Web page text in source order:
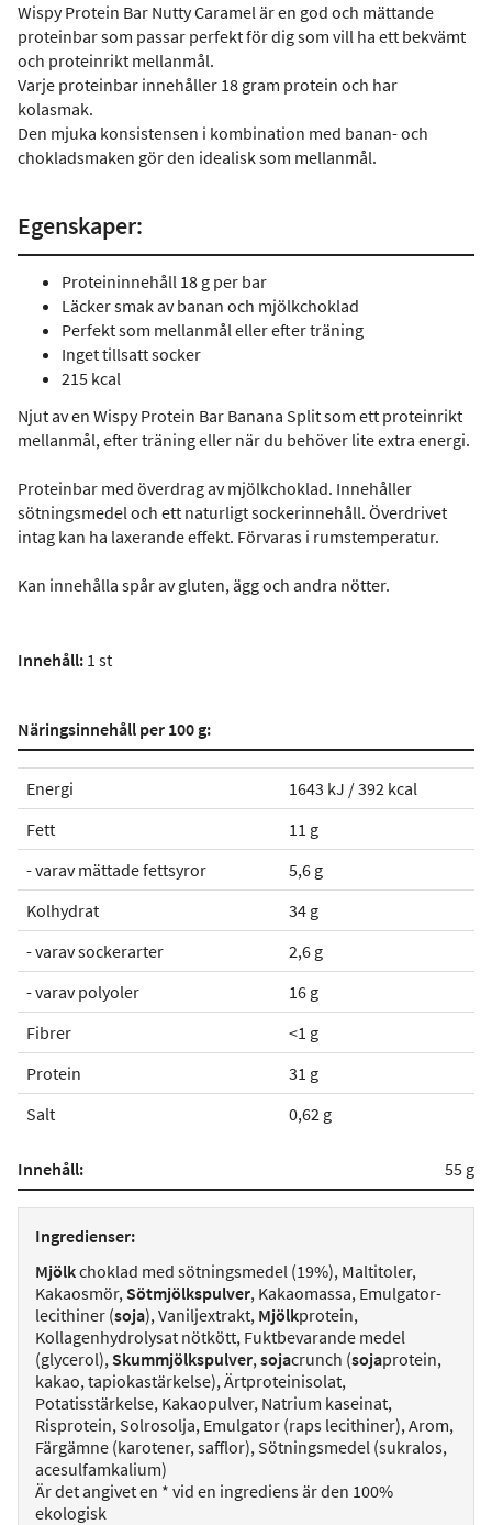
Wispy Protein Bar Nutty Caramel är en god och mättande
proteinbar som passar perfekt för dig som vill ha ett bekvämt
och proteinrikt mellanmål.
Varje proteinbar innehåller 18 gram protein och har
kolasmak.
Den mjuka konsistensen i kombination med banan- och
chokladsmaken gör den idealisk som mellanmål.
Egenskaper:
Proteininnehåll 18 g per bar
Läcker smak av banan och mjölkchoklad
Perfekt som mellanmål eller efter träning
Inget tillsatt socker
215 kcal
Njut av en Wispy Protein Bar Banana Split som ett proteinrikt
mellanmål, efter träning eller när du behöver lite extra energi.
Proteinbar med överdrag av mjölkchoklad. Innehåller
sötningsmedel och ett naturligt sockerinnehåll. Överdrivet
intag kan ha laxerande effekt. Förvaras i rumstemperatur.
Kan innehålla spår av gluten, ägg och andra nötter.
Innehåll: 1 st
Näringsinnehåll per 100 g:
Energi
1643 kJ / 392 kcal
Fett
11 g
- varav mättade fettsyror
5,6 g
Kolhydrat
34 g
- varav sockerarter
2,6 g
- varav polyoler
16 g
Fibrer
<1 g
Protein
31 g
Salt
0,62 g
Innehåll: 55 g
Ingredienser:
Mjölkchoklad med sötningsmedel (19%), Maltitoler,
Kakaosmör,Sötmjölkspulver, Kakaomassa, Emulgator-
lecithiner (soja), Vaniljextrakt, Mjölkprotein,
Kollagenhydrolysat nötkött, Fuktbevarande medel
(glycerol),Skummjölkspulver,sojacrunch (sojaprotein,
kakao, tapiokastärkelse), Ärtproteinisolat,
Potatisstärkelse, Kakaopulver, Natrium kaseinat,
Risprotein, Solrosolja, Emulgator (raps lecithiner), Arom,
Färgämne (karotener, safflor), Sötningsmedel (sukralos,
acesulfamkalium)
Är det angivet en * vid en ingrediens är den 100%
ekologisk